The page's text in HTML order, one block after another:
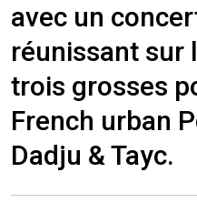
avec un
réunissant sur
trois grosses
French urban
Dadju & Tayc.